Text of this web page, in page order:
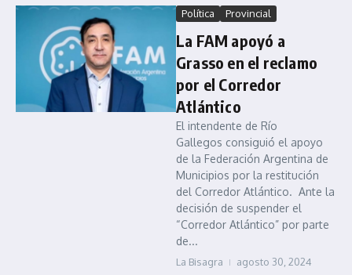
Política Provincial
La FAM apoyó a
Grasso en el reclamo
por el Corredor
Atlántico
El intendente de Río
Gallegos consiguió el apoyo
de la Federación Argentina de
Municipios por la restitución
del Corredor Atlántico. Ante la
decisión de suspender el
“Corredor Atlántico” por parte
de...
La Bisagra agosto 30, 2024